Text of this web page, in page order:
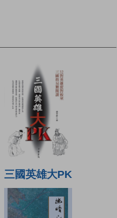
三國英雄大PK